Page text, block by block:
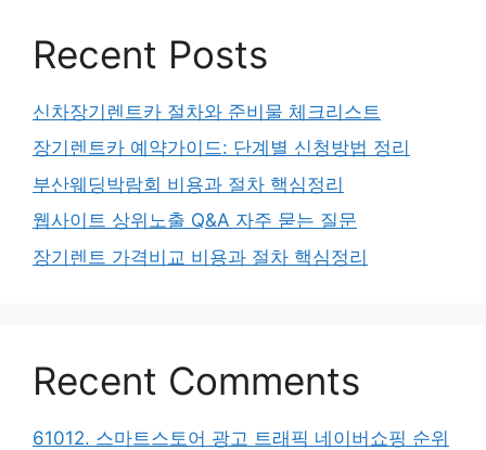
Recent Posts
신차장기렌트카 절차와 준비물 체크리스트
장기렌트카 예약가이드: 단계별 신청방법 정리
부산웨딩박람회 비용과 절차 핵심정리
웹사이트 상위노출 Q&A 자주 묻는 질문
장기렌트 가격비교 비용과 절차 핵심정리
Recent Comments
61012. 스마트스토어 광고 트래픽 네이버쇼핑 순위